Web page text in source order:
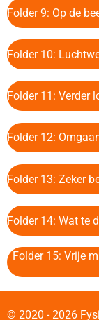
Folder 9: Op de
Folder 10:
Folder 11: Verder
Folder 12:
Folder 13: Zeker
Folder 14: Wat te
Folder 15: Vrije
© 2020 - 2026